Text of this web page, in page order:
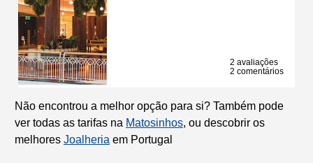
2 avaliações
2 comentários
Não encontrou a melhor opção para si? Também pode
ver todas as tarifas na Matosinhos, ou descobrir os
melhores Joalheria em Portugal